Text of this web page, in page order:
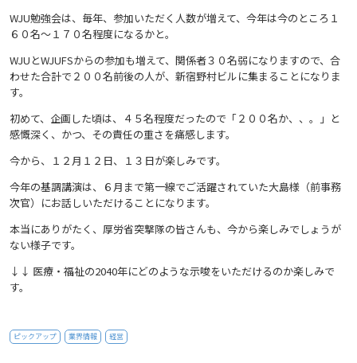
WJU勉強会は、毎年、参加いただく人数が増えて、今年は今のところ１
６０名〜１７０名程度になるかと。
WJUとWJUFSからの参加も増えて、関係者３０名弱になりますので、合
わせた合計で２００名前後の人が、新宿野村ビルに集まることになりま
す。
初めて、企画した頃は、４５名程度だったので「２００名か、、。」と
感慨深く、かつ、その責任の重さを痛感します。
今から、１２月１２日、１３日が楽しみです。
今年の基調講演は、６月まで第一線でご活躍されていた大島様（前事務
次官）にお話しいただけることになります。
本当にありがたく、厚労省突撃隊の皆さんも、今から楽しみでしょうが
ない様子です。
↓↓ 医療・福祉の2040年にどのような示唆をいただけるのか楽しみで
す。
ピックアップ 業界情報 経営